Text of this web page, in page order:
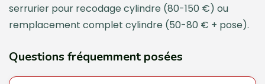
serrurier pour recodage cylindre (80-150 €) ou
remplacement complet cylindre (50-80 € + pose).
Questions fréquemment posées